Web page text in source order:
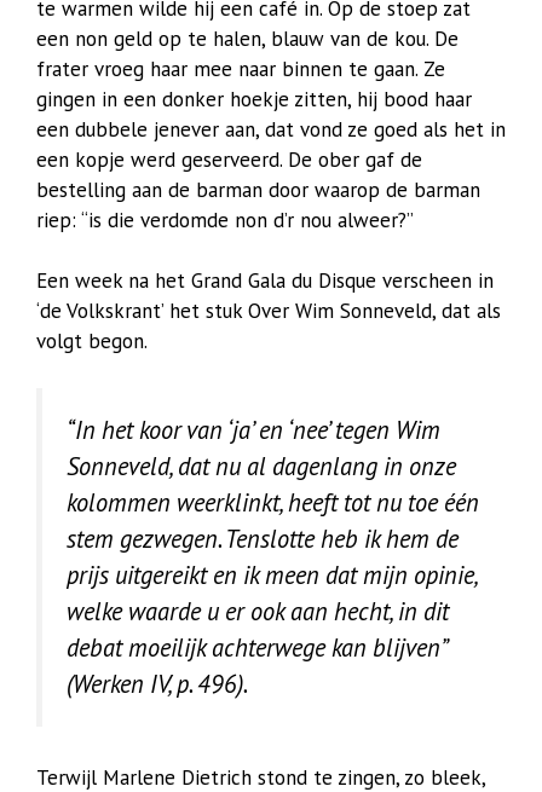
te warmen wilde hij een café in. Op de stoep zat
een non geld op te halen, blauw van de kou. De
frater vroeg haar mee naar binnen te gaan. Ze
gingen in een donker hoekje zitten, hij bood haar
een dubbele jenever aan, dat vond ze goed als het in
een kopje werd geserveerd. De ober gaf de
bestelling aan de barman door waarop de barman
riep: “is die verdomde non d’r nou alweer?”
Een week na het Grand Gala du Disque verscheen in
‘de Volkskrant’ het stuk Over Wim Sonneveld, dat als
volgt begon.
“In het koor van ‘ja’ en ‘nee’ tegen Wim
Sonneveld, dat nu al dagenlang in onze
kolommen weerklinkt, heeft tot nu toe één
stem gezwegen. Tenslotte heb ik hem de
prijs uitgereikt en ik meen dat mijn opinie,
welke waarde u er ook aan hecht, in dit
debat moeilijk achterwege kan blijven”
(Werken IV, p. 496).
Terwijl Marlene Dietrich stond te zingen, zo bleek,